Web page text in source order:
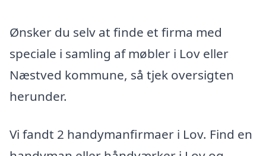
Ønsker du selv at finde et firma med
speciale i samling af møbler i Lov eller
Næstved kommune, så tjek oversigten
herunder.
Vi fandt 2 handymanfirmaer i Lov. Find en